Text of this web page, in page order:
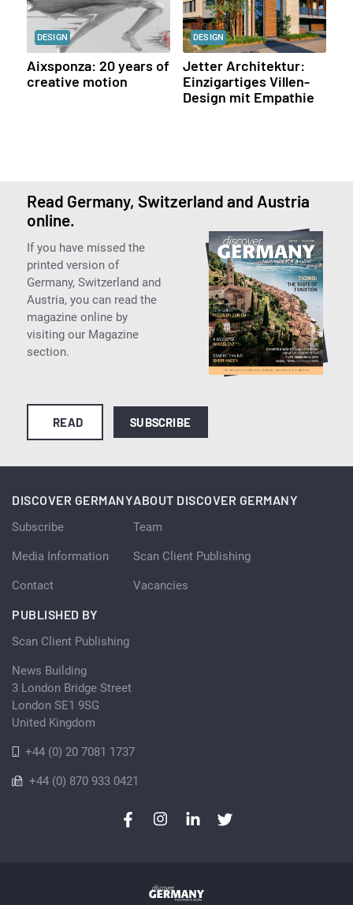
DESIGN
Aixsponza: 20 years of
creative motion
DESIGN
Jetter Architektur:
Einzigartiges Villen-
Design mit Empathie
Read Germany, Switzerland and Austria
online.
If you have missed the
printed version of
Germany, Switzerland and
Austria, you can read the
magazine online by
visiting our Magazine
section.
READ SUBSCRIBE
DISCOVER GERMANY
Subscribe
Media Information
Contact
ABOUT DISCOVER GERMANY
Team
Scan Client Publishing
Vacancies
PUBLISHED BY
Scan Client Publishing
News Building
3 London Bridge Street
London SE1 9SG
United Kingdom
+44 (0) 20 7081 1737
+44 (0) 870 933 0421